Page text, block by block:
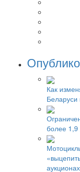
Как
Беларуси
более 1,9